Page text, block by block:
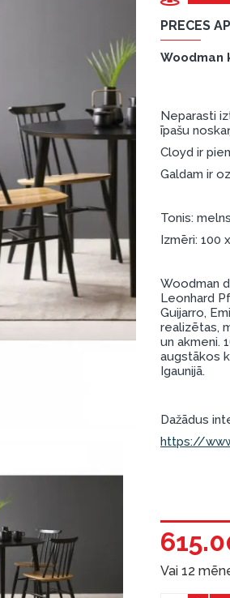
PRECES
Woodman
Neparasti
īpašu
Cloyd ir
Galdam ir
Tonis: melns
Izmēri: 100
Woodman
Leonhard
Guijarro,
realizētas,
un akmeni.
augstākos
Igaunijā.
Dažādus
https://
Vai 12